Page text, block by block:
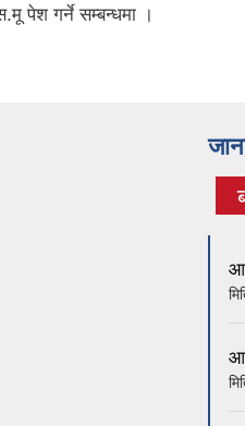
पेश गर्ने सम्बन्धमा ।